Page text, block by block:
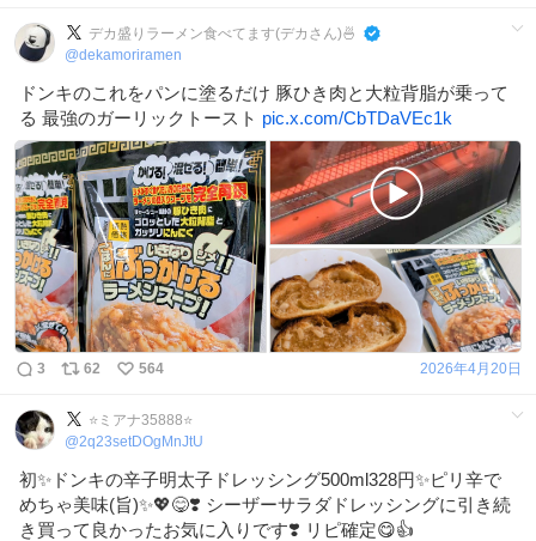
デカ盛りラーメン食べてます(デカさん)🍜
@dekamoriramen
ドンキのこれをパンに塗るだけ 豚ひき肉と大粒背脂が乗って
る 最強のガーリックトースト pic.x.com/CbTDaVEc1k
3 62 564 2026年4月20日
⭐️ミアナ35888⭐️
@2q23setDOgMnJtU
初✨ドンキの辛子明太子ドレッシング500ml328円✨ピリ辛で
めちゃ美味(旨)✨💖😋❣️ シーザーサラダドレッシングに引き続
き買って良かったお気に入りです❣️ リピ確定😋👍